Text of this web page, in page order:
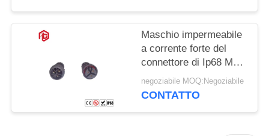
Maschio impermeabile
a corrente forte del
connettore di Ip68 M23
e spina femminile
negoziabile MOQ:Negoziabile
CONTATTO